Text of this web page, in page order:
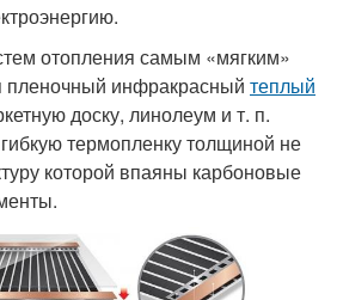
отопления самым «мягким»
пленочный инфракрасный теплый
доску, линолеум и т. п.
термопленку толщиной не
которой впаяны карбоновые